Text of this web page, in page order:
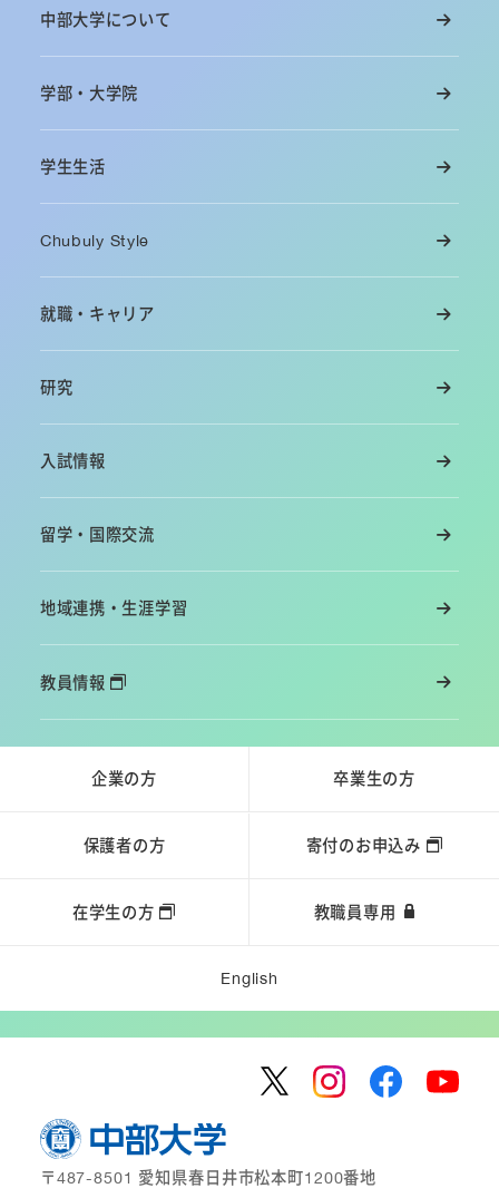
中部大学について
学部・大学院
学生生活
Chubuly Style
就職・キャリア
研究
入試情報
留学・国際交流
地域連携・生涯学習
教員情報
企業の方 卒業生の方
保護者の方 寄付のお申込み
在学生の方 教職員専用
English
〒487-8501 愛知県春日井市松本町1200番地